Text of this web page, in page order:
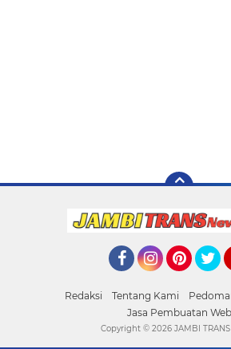
Redaksi Tentang Kami
Jasa Pembuatan Web
Copyright © 2026 JAMBI